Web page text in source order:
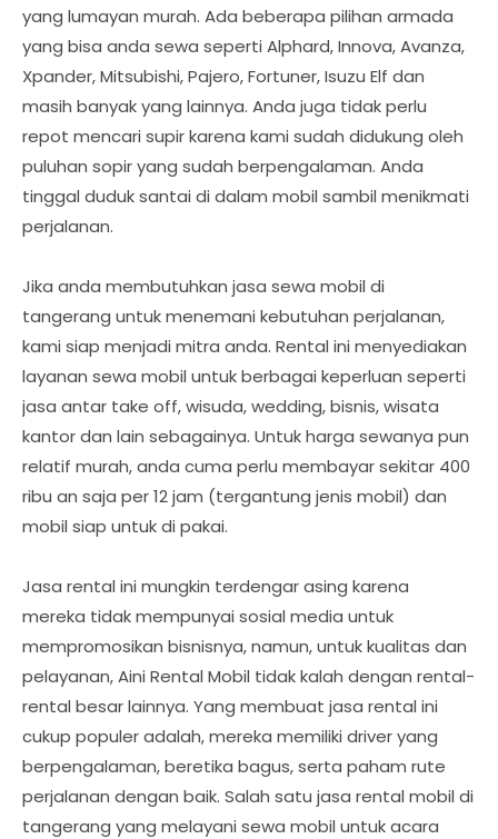
yang lumayan murah. Ada beberapa pilihan armada
yang bisa anda sewa seperti Alphard, Innova, Avanza,
Xpander, Mitsubishi, Pajero, Fortuner, Isuzu Elf dan
masih banyak yang lainnya. Anda juga tidak perlu
repot mencari supir karena kami sudah didukung oleh
puluhan sopir yang sudah berpengalaman. Anda
tinggal duduk santai di dalam mobil sambil menikmati
perjalanan.
Jika anda membutuhkan jasa sewa mobil di
tangerang untuk menemani kebutuhan perjalanan,
kami siap menjadi mitra anda. Rental ini menyediakan
layanan sewa mobil untuk berbagai keperluan seperti
jasa antar take off, wisuda, wedding, bisnis, wisata
kantor dan lain sebagainya. Untuk harga sewanya pun
relatif murah, anda cuma perlu membayar sekitar 400
ribu an saja per 12 jam (tergantung jenis mobil) dan
mobil siap untuk di pakai.
Jasa rental ini mungkin terdengar asing karena
mereka tidak mempunyai sosial media untuk
mempromosikan bisnisnya, namun, untuk kualitas dan
pelayanan, Aini Rental Mobil tidak kalah dengan rental-
rental besar lainnya. Yang membuat jasa rental ini
cukup populer adalah, mereka memiliki driver yang
berpengalaman, beretika bagus, serta paham rute
perjalanan dengan baik. Salah satu jasa rental mobil di
tangerang yang melayani sewa mobil untuk acara